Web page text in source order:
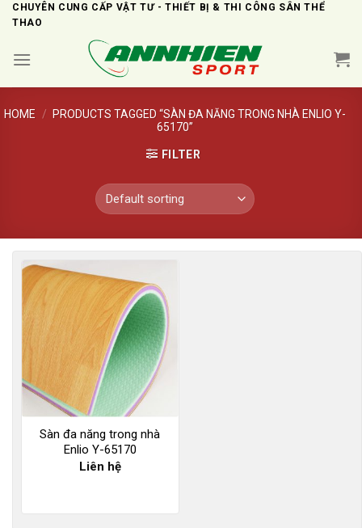
SkipCHUYÊN CUNG CẤP VẬT TƯ - THIẾT BỊ & THI CÔNG SÂN THỂ
THAO
HOME /
PRODUCTS TAGGED “SÀN ĐA NĂNG TRONG NHÀ ENLIO Y-
65170”
FILTER
Sàn đa năng trong nhà
Enlio Y-65170
Liên hệ